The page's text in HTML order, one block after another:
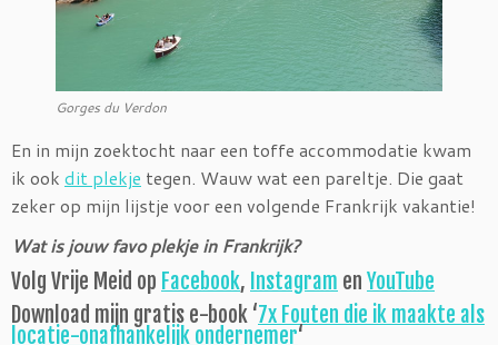
Gorges du Verdon
En in mijn zoektocht naar een toffe accommodatie kwam
ik ook dit plekje tegen. Wauw wat een pareltje. Die gaat
zeker op mijn lijstje voor een volgende Frankrijk vakantie!
Wat is jouw favo plekje in Frankrijk?
Volg Vrije Meid op Facebook, Instagram en YouTube
Download mijn gratis e-book ‘7x Fouten die ik maakte als
locatie-onafhankelijk ondernemer‘